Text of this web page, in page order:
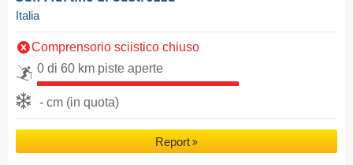
Italia
Comprensorio sciistico chiuso
0 di 60 km piste aperte
- cm (in quota)
Report